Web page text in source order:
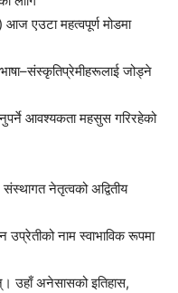
आज एउटा महत्वपूर्ण मोडमा
जोड्ने
आवश्यकता महसुस गरिरहेको
नेतृत्वको अद्वितीय
नाम स्वाभाविक रूपमा
उहाँ अनेसासको इतिहास,